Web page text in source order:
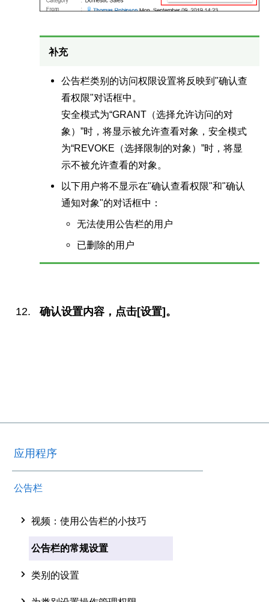
补充
公告栏类别的访问权限设置将反映到"确认查
看权限"对话框中。
安全模式为“GRANT（选择允许访问的对
象）”时，将显示被允许查看对象，安全模式
为“REVOKE（选择限制的对象）”时，将显
示不被允许查看的对象。
以下用户将不显示在"确认查看权限"和"确认
通知对象"的对话框中：
无法使用公告栏的用户
已删除的用户
确认设置内容，点击[设置]。
应用程序
公告栏
视频：使用公告栏的小技巧
公告栏的常规设置
类别的设置